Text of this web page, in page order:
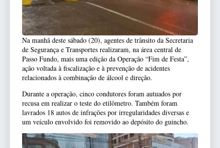
Na manhã deste sábado (20), agentes de trânsito da Secretaria
de Segurança e Transportes realizaram, na área central de
Passo Fundo, mais uma edição da Operação “Fim de Festa”,
ação voltada à fiscalização e à prevenção de acidentes
relacionados à combinação de álcool e direção.
Durante a operação, cinco condutores foram autuados por
recusa em realizar o teste do etilômetro. Também foram
lavrados 18 autos de infrações por irregularidades diversas e
um veículo envolvido foi removido ao depósito do guincho.